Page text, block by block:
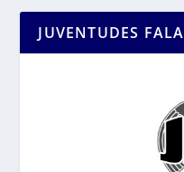
JUVENTUDES